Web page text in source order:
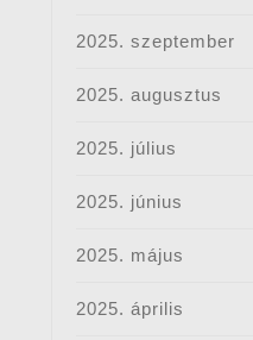
2025. szeptember
2025. augusztus
2025. július
2025. június
2025. május
2025. április